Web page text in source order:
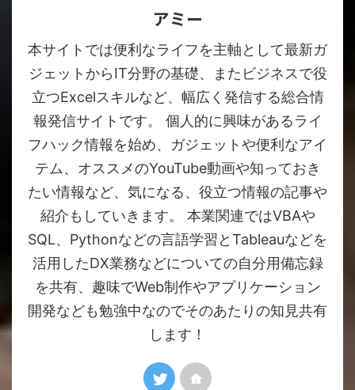
アミー
本サイトでは便利なライフを主軸として最新ガ
ジェットからIT分野の基礎、またビジネスで役
立つExcelスキルなど、幅広く発信する総合情
報発信サイトです。 個人的に興味があるライ
フハック情報を始め、ガジェットや便利なアイ
テム、オススメのYouTube動画や知っておき
たい情報など、気になる、役立つ情報の記事や
紹介もしていきます。 本業関連ではVBAや
SQL、Pythonなどの言語学習とTableauなどを
活用したDX業務などについての自分用備忘録
を共有、趣味でWeb制作やアプリケーション
開発なども勉強中なのでそのあたりの知見共有
します！